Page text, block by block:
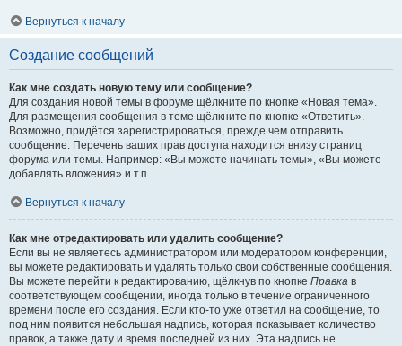
Вернуться к началу
Создание сообщений
Как мне создать новую тему или сообщение?
Для создания новой темы в форуме щёлкните по кнопке «Новая тема».
Для размещения сообщения в теме щёлкните по кнопке «Ответить».
Возможно, придётся зарегистрироваться, прежде чем отправить
сообщение. Перечень ваших прав доступа находится внизу страниц
форума или темы. Например: «Вы можете начинать темы», «Вы можете
добавлять вложения» и т.п.
Вернуться к началу
Как мне отредактировать или удалить сообщение?
Если вы не являетесь администратором или модератором конференции,
вы можете редактировать и удалять только свои собственные сообщения.
Вы можете перейти к редактированию, щёлкнув по кнопке Правка в
соответствующем сообщении, иногда только в течение ограниченного
времени после его создания. Если кто-то уже ответил на сообщение, то
под ним появится небольшая надпись, которая показывает количество
правок, а также дату и время последней из них. Эта надпись не